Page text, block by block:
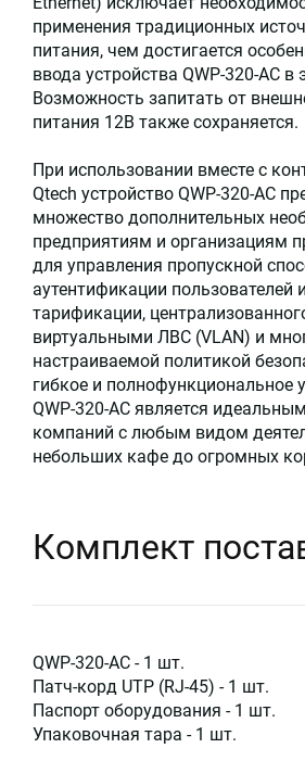
применения традиционных
питания, чем достигается
ввода устройства QWP-320-AC
Возможность запитать от
питания 12В также сохраняется.
При использовании вместе с
Qtech устройство QWP-320-AC
множество дополнительных
предприятиям и организациям
для управления пропускной
аутентификации пользователей и
тарификации,
виртуальными ЛВС (VLAN) и
настраиваемой политикой
гибкое и полнофункциональное
QWP-320-AC является
компаний с любым видом
небольших кафе до огромных
Комплект
QWP-320-AC - 1 шт.
Патч-корд UTP (RJ-45) - 1 шт.
Паспорт оборудования - 1 шт.
Упаковочная тара - 1 шт.